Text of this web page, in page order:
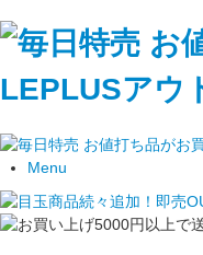
Menu